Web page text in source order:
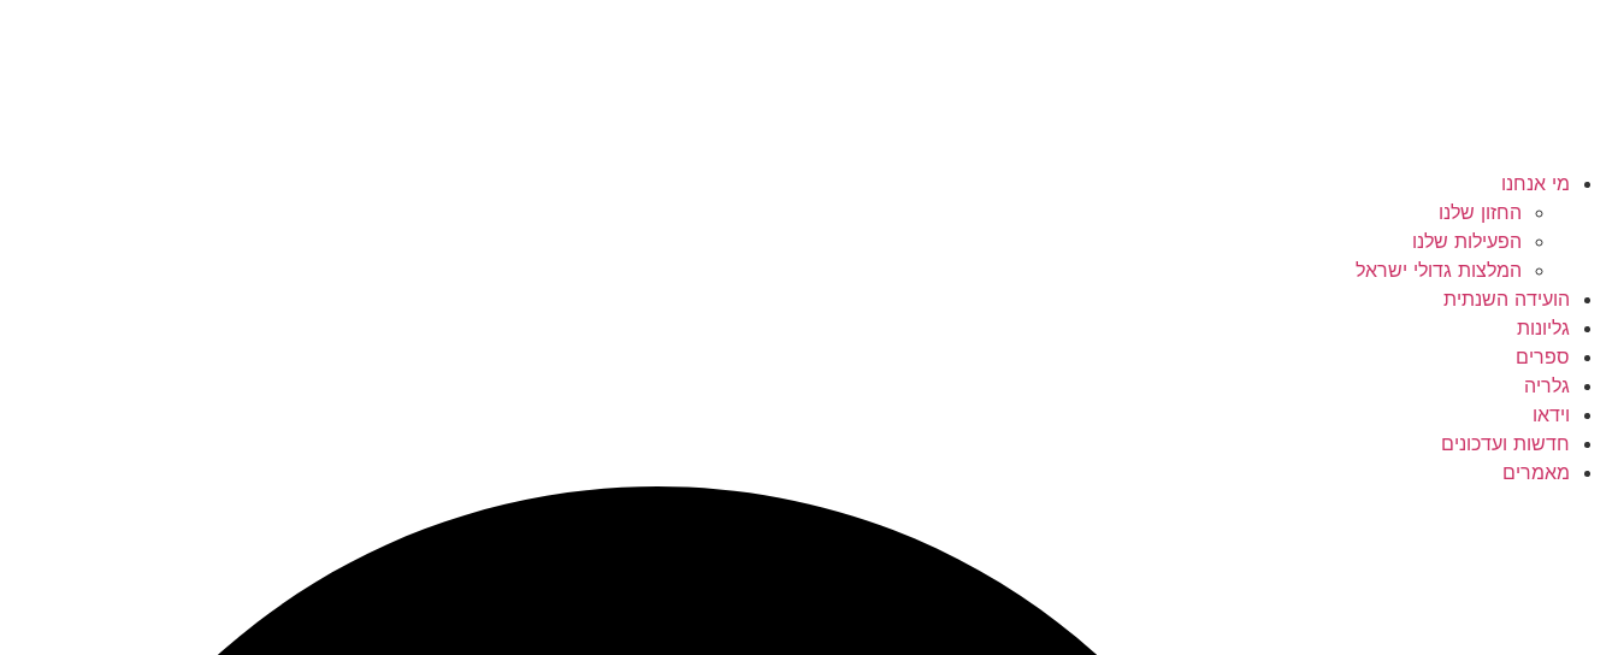
מי אנחנו
החזון שלנו
הפעילות שלנו
המלצות גדולי ישראל
הועידה השנתית
גליונות
ספרים
גלריה
וידאו
חדשות ועדכונים
מאמרים